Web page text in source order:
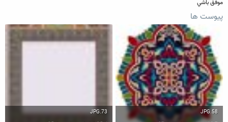
موفق باشي
پیوست ها
58.JPG
73.JPG